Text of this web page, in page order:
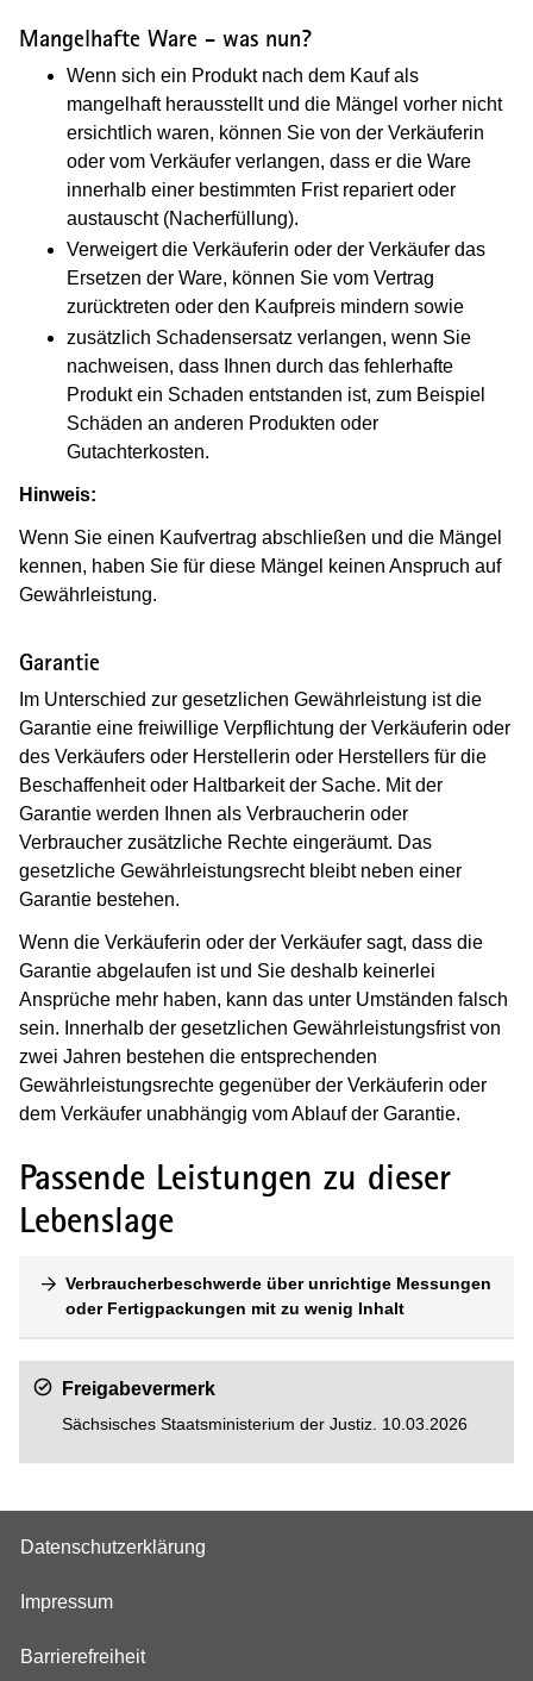
Mangelhafte Ware - was nun?
Wenn sich ein Produkt nach dem Kauf als
mangelhaft herausstellt und die Mängel vorher nicht
ersichtlich waren, können Sie von der Verkäuferin
oder vom Verkäufer verlangen, dass er die Ware
innerhalb einer bestimmten Frist repariert oder
austauscht (Nacherfüllung).
Verweigert die Verkäuferin oder der Verkäufer das
Ersetzen der Ware, können Sie vom Vertrag
zurücktreten oder den Kaufpreis mindern sowie
zusätzlich Schadensersatz verlangen, wenn Sie
nachweisen, dass Ihnen durch das fehlerhafte
Produkt ein Schaden entstanden ist, zum Beispiel
Schäden an anderen Produkten oder
Gutachterkosten.
Hinweis:
Wenn Sie einen Kaufvertrag abschließen und die Mängel
kennen, haben Sie für diese Mängel keinen Anspruch auf
Gewährleistung.
Garantie
Im Unterschied zur gesetzlichen Gewährleistung ist die
Garantie eine freiwillige Verpflichtung der Verkäuferin oder
des Verkäufers oder Herstellerin oder Herstellers für die
Beschaffenheit oder Haltbarkeit der Sache. Mit der
Garantie werden Ihnen als Verbraucherin oder
Verbraucher zusätzliche Rechte eingeräumt. Das
gesetzliche Gewährleistungsrecht bleibt neben einer
Garantie bestehen.
Wenn die Verkäuferin oder der Verkäufer sagt, dass die
Garantie abgelaufen ist und Sie deshalb keinerlei
Ansprüche mehr haben, kann das unter Umständen falsch
sein. Innerhalb der gesetzlichen Gewährleistungsfrist von
zwei Jahren bestehen die entsprechenden
Gewährleistungsrechte gegenüber der Verkäuferin oder
dem Verkäufer unabhängig vom Ablauf der Garantie.
Passende Leistungen zu dieser
Lebenslage
Verbraucherbeschwerde über unrichtige Messungen
oder Fertigpackungen mit zu wenig Inhalt
Freigabevermerk
Sächsisches Staatsministerium der Justiz. 10.03.2026
Datenschutzerklärung
Impressum
Barrierefreiheit